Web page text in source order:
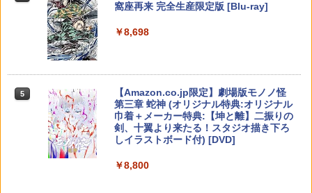
ELDEN RING Tarnished Edition 【Swit
ch2】 POT-P-AAF6C
【中古】【18歳以上対象】S．T．A．
L．K．E．R． 2： Heart of Chornobyl
ソフト:プレイステーション5ソフト／シ
￥6,020
【中古】[MD] NBA JAM(NBAジャム)(メ
5
【中古】SONY PlayStation Portal リモ
ートプレーヤー CFIJ-18000【立川フロ
ム中武】保証期間1週間【ランクA】
￥27,980
y】 [ 岡咲美保 ]
￥7,722
ニンテンドープリペイド番号 5000円|オ
ンラインコード版
【純正品】DualSense ワイヤレスコン
￥10,737
ラー (カーボンブラック)
窩座再来 完全生産限定版 [Blu-ray]
￥8,698
5
【Amazon.co.jp限定】劇場版モノノ怪
第三章 蛇神 (オリジナル特典:オリジナル
巾着＋メーカー特典:【坤と離】二振りの
剣、十翼より来たる！スタジオ描き下ろ
しイラストボード付) [DVD]
￥8,800